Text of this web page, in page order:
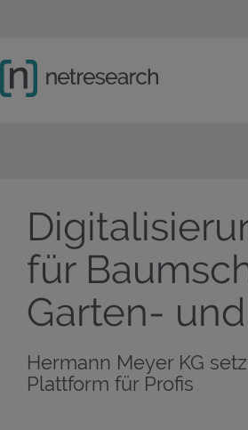
für
Garten-
Hermann Meyer KG
Plattform für Profis